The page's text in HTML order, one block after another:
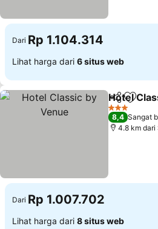
Dari Rp 1.104.314
Lihat harga dari 6 situs web
Bagikan
Hotel
3 Bintang
8,4 Sangat
4.8 km dari
Dari Rp 1.007.702
Lihat harga dari 8 situs web